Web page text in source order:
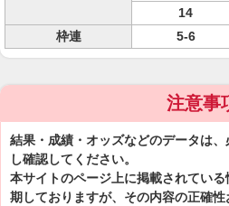
14
枠連
5-6
注意事
結果・成績・オッズなどのデータは
し確認してください。
本サイトのページ上に掲載されてい
期しておりますが、その内容の正確